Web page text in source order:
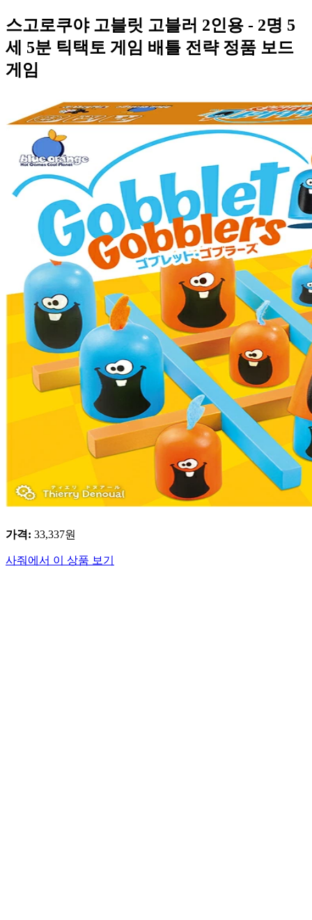
스고로쿠야 고블릿 고블러 2인용 - 2명 5
세 5분 틱택토 게임 배틀 전략 정품 보드
게임
가격: 33,337원
사줘에서 이 상품 보기